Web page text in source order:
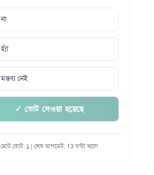
না
হ্যাঁ
মন্তব্য নেই
✓ ভোট দেওয়া হয়েছে
মোট ভোট: ১ | শেষ আপডেট: 13 ঘন্টা আগে